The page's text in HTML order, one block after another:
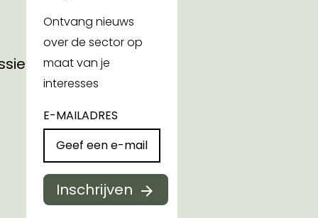
Ontvang nieuws
over de sector op
maat van je
interesses
E-MAILADRES
Inschrijven